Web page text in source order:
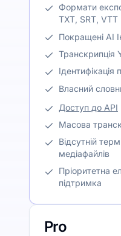
Формати
TXT, SRT, VTT
Покращені AI
Транскрипція
Ідентифікація
Власний
Доступ до API
Масова
Відсутній
медіафайлів
Пріоритетна
підтримка
Pro